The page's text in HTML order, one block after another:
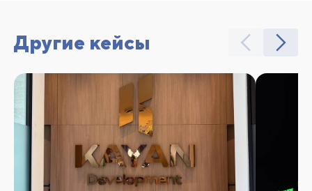
Другие кейсы